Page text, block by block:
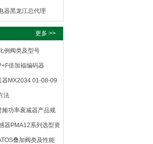
器黑龙江总代理
更多 >>
例阀类及型号
倍加福编码器
器MX2034 01-08-09
法
功率衰减器产品规
器PMA12系列选型资
叠加阀类及性能